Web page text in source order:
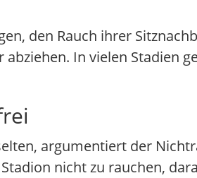
den Rauch ihrer
In vielen Stadien
argumentiert der
nicht zu rauchen,